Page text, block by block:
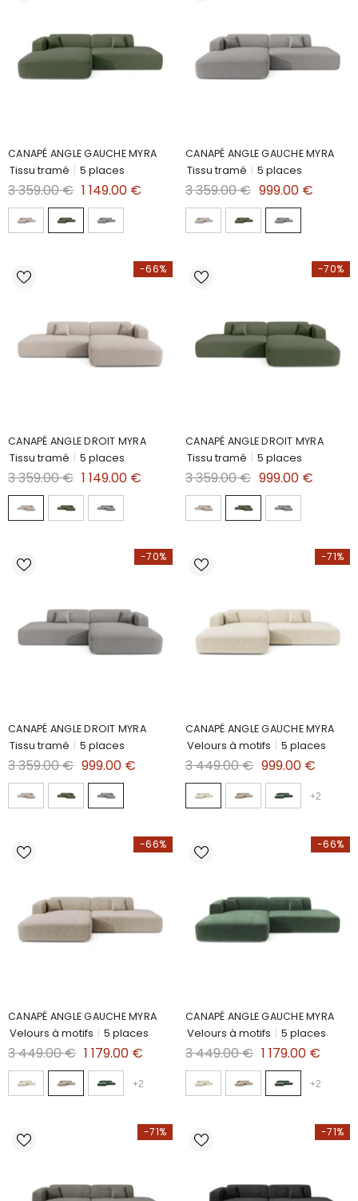
CANAPÉ ANGLE GAUCHE MYRA
Tissu tramé | 5 places
3 359.00 € 1 149.00 €
CANAPÉ ANGLE GAUCHE MYRA
Tissu tramé | 5 places
3 359.00 € 999.00 €
-66%
CANAPÉ ANGLE DROIT MYRA
Tissu tramé | 5 places
3 359.00 € 1 149.00 €
-70%
CANAPÉ ANGLE DROIT MYRA
Tissu tramé | 5 places
3 359.00 € 999.00 €
-70%
CANAPÉ ANGLE DROIT MYRA
Tissu tramé | 5 places
3 359.00 € 999.00 €
-71%
CANAPÉ ANGLE GAUCHE MYRA
Velours à motifs | 5 places
3 449.00 € 999.00 €
+2
-66%
CANAPÉ ANGLE GAUCHE MYRA
Velours à motifs | 5 places
3 449.00 € 1 179.00 €
+2
-66%
CANAPÉ ANGLE GAUCHE MYRA
Velours à motifs | 5 places
3 449.00 € 1 179.00 €
+2
-71% -71%